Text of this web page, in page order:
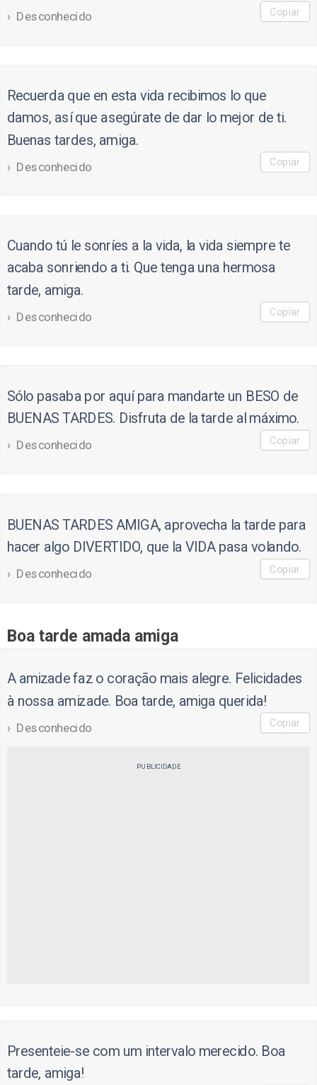
Desconhecido Copiar
Recuerda que en esta vida recibimos lo que
damos, así que asegúrate de dar lo mejor de ti.
Buenas tardes, amiga.
Desconhecido Copiar
Cuando tú le sonríes a la vida, la vida siempre te
acaba sonriendo a ti. Que tenga una hermosa
tarde, amiga.
Desconhecido Copiar
Sólo pasaba por aquí para mandarte un BESO de
BUENAS TARDES. Disfruta de la tarde al máximo.
Desconhecido Copiar
BUENAS TARDES AMIGA, aprovecha la tarde para
hacer algo DIVERTIDO, que la VIDA pasa volando.
Desconhecido Copiar
Boa tarde amada amiga
A amizade faz o coração mais alegre. Felicidades
à nossa amizade. Boa tarde, amiga querida!
Desconhecido Copiar
PUBLICIDADE
Presenteie-se com um intervalo merecido. Boa
tarde, amiga!